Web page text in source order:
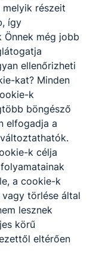
melyik részeit
így
még jobb
ellenőrizheti
kat? Minden
k
böngésző
elfogadja a
k célja
a cookie-k
törlése által
lesznek
körű
eltérően